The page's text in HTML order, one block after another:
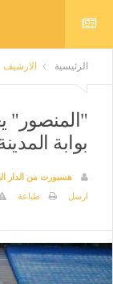
الرئيسية الارشيف
"المنصور"
بوابة
هسبورت من الدار
ارسل
طباعة